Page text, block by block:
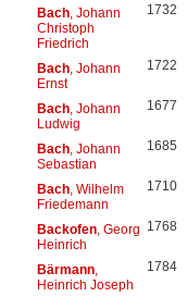
Bach, Johann
Christoph
Friedrich
1732
Bach, Johann
Ernst
1722
Bach, Johann
Ludwig
1677
Bach, Johann
Sebastian
1685
Bach, Wilhelm
Friedemann
1710
Backofen, Georg
Heinrich
1768
Bärmann,
Heinrich Joseph
1784